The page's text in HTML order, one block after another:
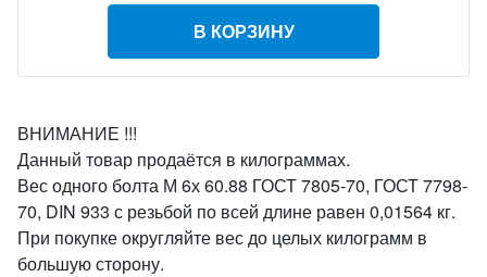
В КОРЗИНУ
ВНИМАНИЕ !!!
Данный товар продаётся в килограммах.
Вес одного болта М 6х 60.88 ГОСТ 7805-70, ГОСТ 7798-
70, DIN 933 с резьбой по всей длине равен 0,01564 кг.
При покупке округляйте вес до целых килограмм в
большую сторону.